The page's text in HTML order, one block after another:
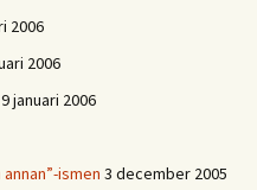
2006
2006
9 januari 2006
ismen 3 december 2005